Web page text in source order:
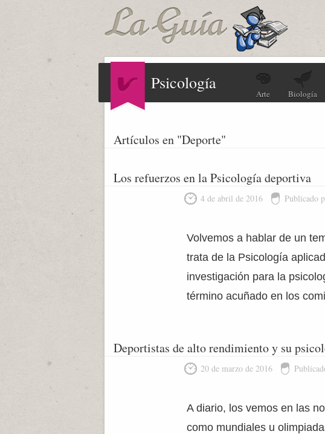
Psicología
Arte Biología
Artículos en "Deporte"
Los refuerzos en la Psicología deportiva
4 de abril de 2016 Publicado
Volvemos a hablar de un
trata de la Psicología
investigación para la
término acuñado en los
Deportistas de alto rendimiento y su
20 de marzo de 2016
A diario, los vemos en las
como mundiales u